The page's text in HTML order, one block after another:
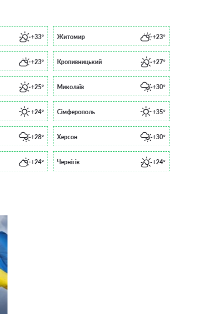
+33° Житомир +23°
+23° Кропивницький +27°
+25° Миколаїв +30°
+24° Сімферополь +35°
+28° Херсон +30°
+24° Чернігів +24°